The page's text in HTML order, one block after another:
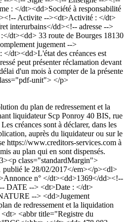
: </dt><dd>Société à responsabilité
Activite --><dt>Activité : </dt>
interurbains</dd><!-- adresse -->
dt><dd> 33 route de Bourges 18130
jugement -->
dt><dd>L'état des créances est
peut présenter réclamation devant
d'un mois à compter de la présente
unit"> </p>
du plan de redressement et la
liquidateur Scp Ponroy 40 BIS, rue
créances sont à déclarer, dans les
auprès du liquidateur ou sur le
https://www.creditors-services.com à
au plan qui en sont dispensés.
class="standardMargin">
publié le 28/02/2017</em></p><dl>
n° </dt><dd>1369</dd><!--
DATE --> <dt>Date : </dt>
--> <dd>Jugement
de redressement et la liquidation
<abbr title="Registre du